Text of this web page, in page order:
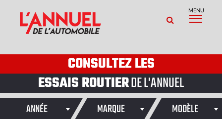
MENU
CONSULTEZ LES
ESSAIS ROUTIERDE L'ANNUEL
ANNÉE MARQUE MODÈLE